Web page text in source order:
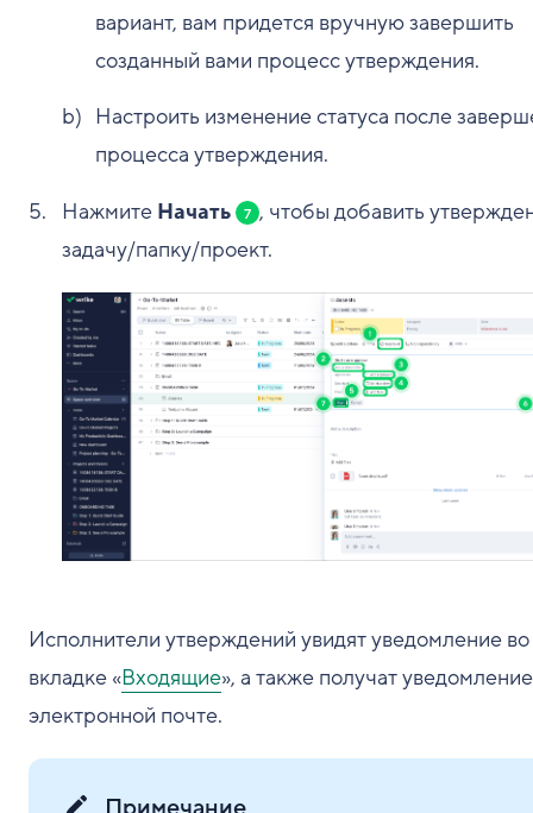
вариант, вам придется вручную завершить
созданный вами процесс утверждения.
Настроить изменение статуса после
процесса утверждения.
Нажмите Начать 7 , чтобы добавить
задачу/папку/проект.
Исполнители утверждений увидят уведомление во
вкладке «Входящие», а также получат
электронной почте.